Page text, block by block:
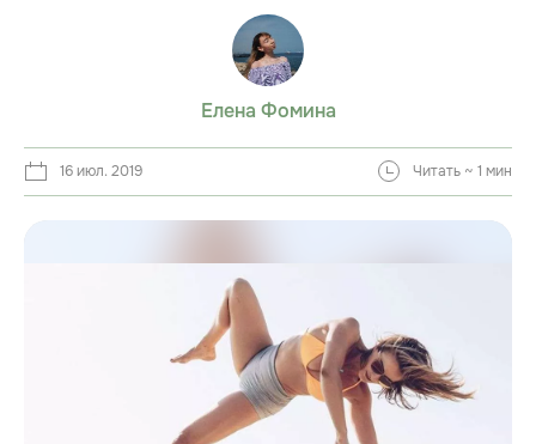
Елена Фомина
16 июл. 2019 Читать ~ 1 мин